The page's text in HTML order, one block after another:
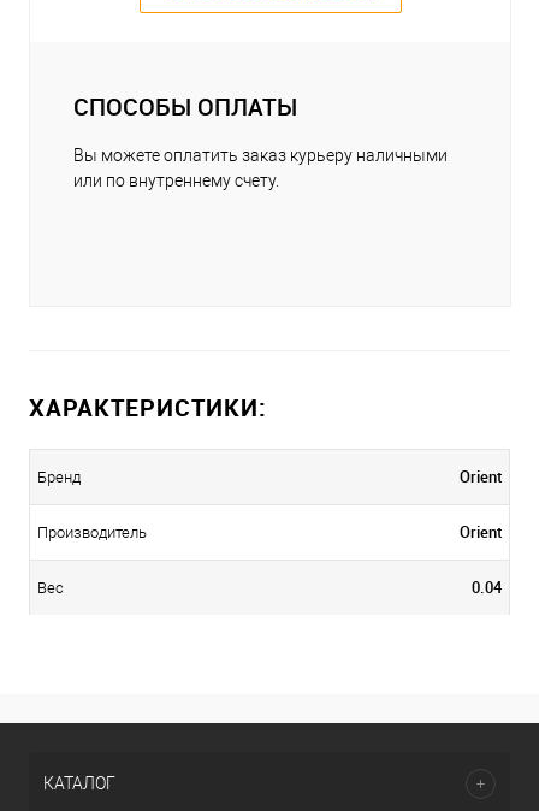
СПОСОБЫ ОПЛАТЫ
Вы можете оплатить заказ курьеру наличными
или по внутреннему счету.
ХАРАКТЕРИСТИКИ:
Бренд Orient
Производитель Orient
Вес 0.04
КАТАЛОГ